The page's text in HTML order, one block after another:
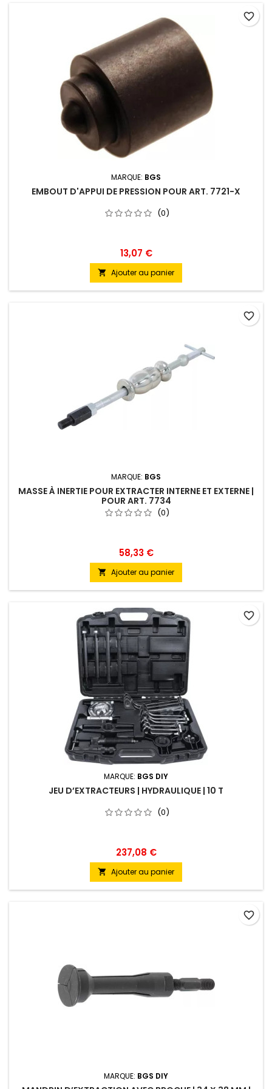
MARQUE: BGS
EMBOUT D'APPUI DE PRESSION POUR ART. 7721-X
(0)
13,07 €
 Ajouter au panier
favorite_border
MARQUE: BGS
MASSE À INERTIE POUR EXTRACTER INTERNE ET EXTERNE |
POUR ART. 7734
(0)
58,33 €
 Ajouter au panier
favorite_border
MARQUE: BGS DIY
JEU D’EXTRACTEURS | HYDRAULIQUE | 10 T
(0)
237,08 €
 Ajouter au panier
favorite_border
MARQUE: BGS DIY
favorite_border